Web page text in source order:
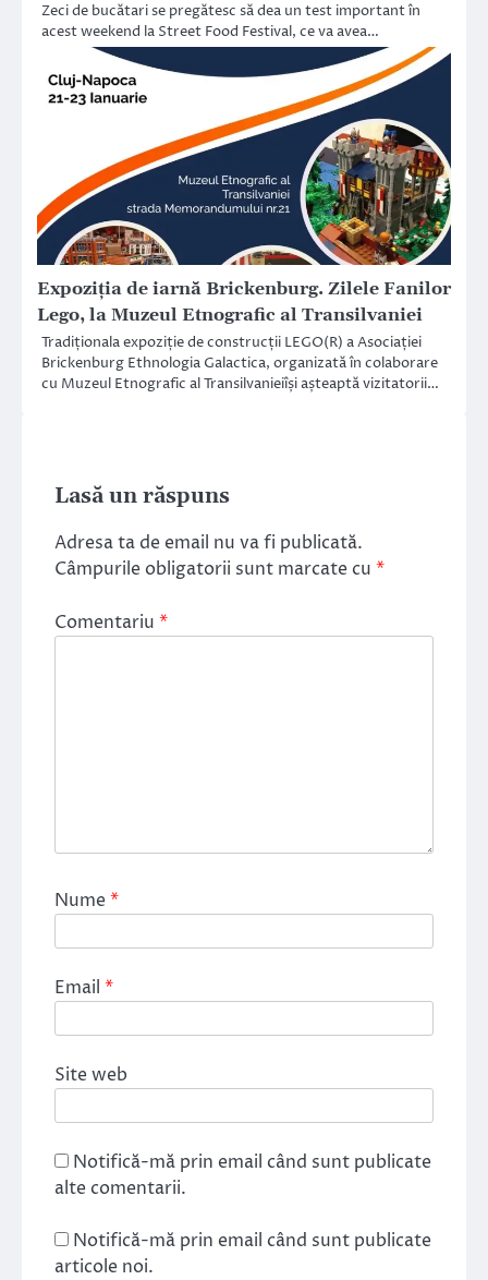
Zeci de bucătari se pregătesc să dea un test important în
acest weekend la Street Food Festival, ce va avea…
Expoziția de iarnă Brickenburg. Zilele Fanilor
Lego, la Muzeul Etnografic al Transilvaniei
Tradiționala expoziție de construcții LEGO(R) a Asociației
Brickenburg Ethnologia Galactica, organizată în colaborare
cu Muzeul Etnografic al Transilvanieiîși așteaptă vizitatorii…
Lasă un răspuns
Adresa ta de email nu va fi publicată.
Câmpurile obligatorii sunt marcate cu *
Comentariu *
Nume*
Email *
Site web
Notifică-mă prin email când sunt publicate
alte comentarii.
Notifică-mă prin email când sunt publicate
articole noi.